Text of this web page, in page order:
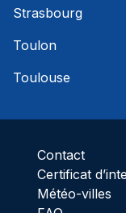
Strasbourg
Toulon
Toulouse
Contact
Certificat
Météo-villes